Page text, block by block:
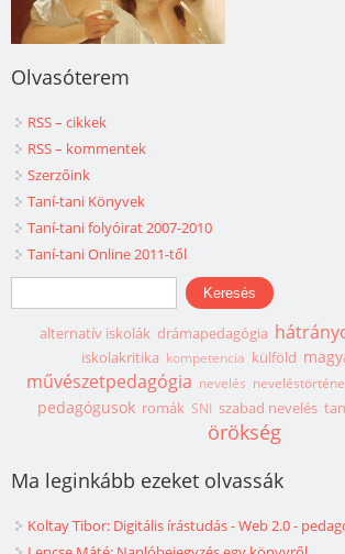
Olvasóterem
RSS – cikkek
RSS – kommentek
Szerzőink
Taní-tani Könyvek
Taní-tani folyóirat 2007-2010
Taní-tani Online 2011-től
Keresés űrlap
Keresés
alternatív iskolák drámapedagógia
iskolakritika kompetencia külföld
művészetpedagógia nevelés
pedagógusok romák SNI szabad nevelés
örökség
Ma leginkább ezeket olvassák
Koltay Tibor: Digitális írástudás - Web 2.0 -